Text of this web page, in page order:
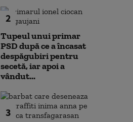
2
Tupeul unui primar
PSD după ce a încasat
despăgubiri pentru
secetă, iar apoi a
vândut...
3